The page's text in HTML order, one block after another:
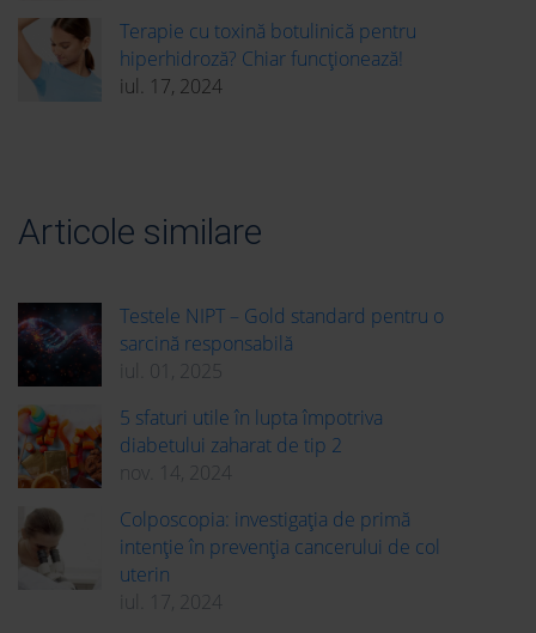
Terapie cu toxină botulinică pentru
hiperhidroză? Chiar funcționează!
iul. 17, 2024
Articole similare
Testele NIPT – Gold standard pentru o
sarcină responsabilă
iul. 01, 2025
5 sfaturi utile în lupta împotriva
diabetului zaharat de tip 2
nov. 14, 2024
Colposcopia: investigația de primă
intenție în prevenția cancerului de col
uterin
iul. 17, 2024